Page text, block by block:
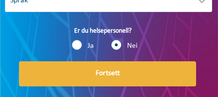
Er du helsepersonell?
Ja Nei
Fortsett